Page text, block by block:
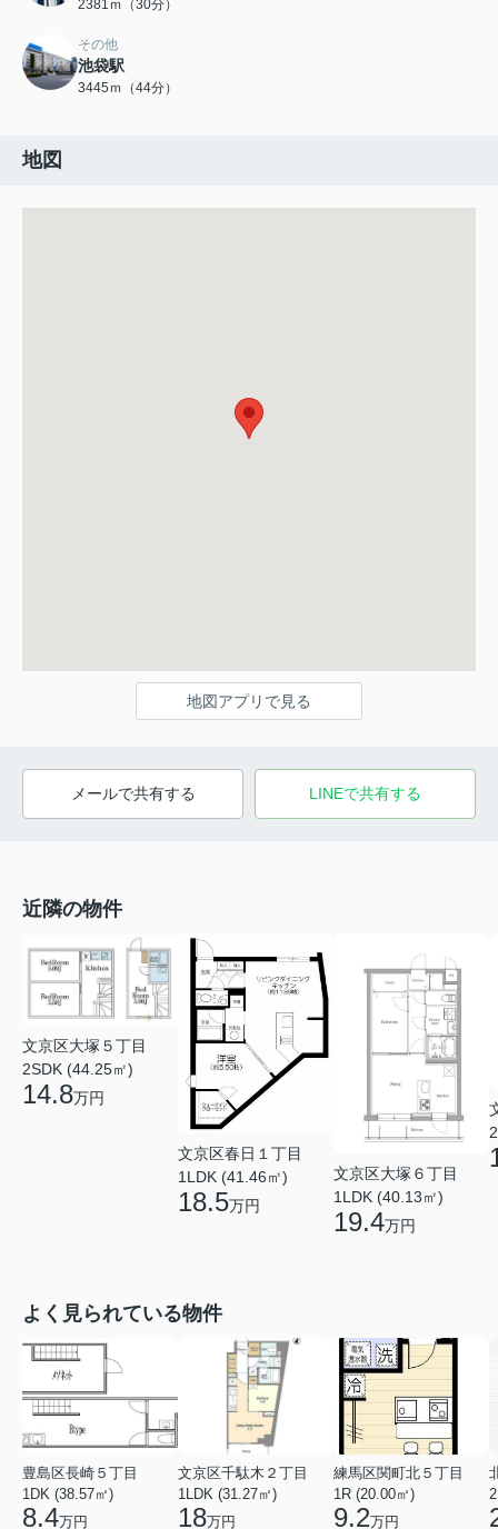
2381ｍ（30分）
その他
池袋駅
3445ｍ（44分）
地図
地図アプリで見る
メールで共有する LINEで共有する
近隣の物件
文京区大塚５丁目
2SDK (44.25㎡)
14.8万円
文京区春日１丁目
1LDK (41.46㎡)
18.5万円
文京区大塚６丁目
1LDK (40.13㎡)
19.4万円
よく見られている物件
豊島区長崎５丁目
1DK (38.57㎡)
8.4万円
文京区千駄木２丁目
1LDK (31.27㎡)
18万円
練馬区関町北５丁目
1R (20.00㎡)
9.2万円